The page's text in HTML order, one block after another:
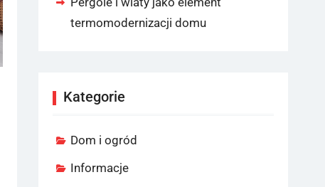
termomodernizacji domu
Kategorie
Dom i ogród
Informacje